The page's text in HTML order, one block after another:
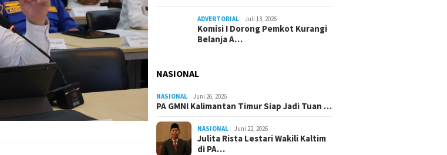
ADVERTORIAL Juli 13, 2026
Komisi I Dorong Pemkot Kurangi
Belanja A…
NASIONAL
NASIONAL Juni 26, 2026
PA GMNI Kalimantan Timur Siap Jadi Tuan …
NASIONAL Juni 22, 2026
Julita Rista Lestari Wakili Kaltim
di PA…